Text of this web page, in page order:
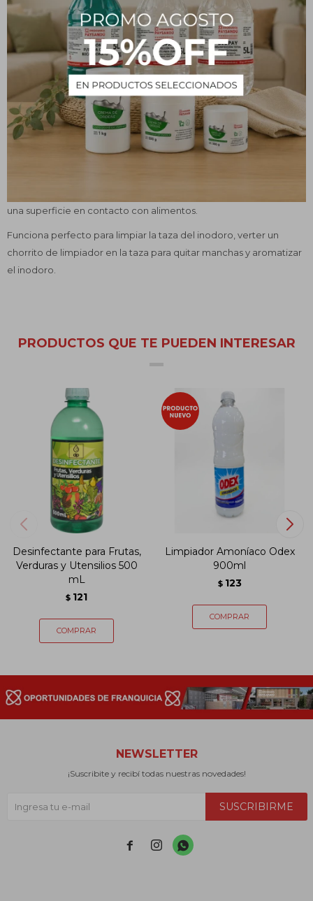
Usos y beneficios
Para obtener el preparado, diluir 100 cc de esencia cada 5 litros
de agua.
Para limpieza de pisos, verter un chorro de preparado en medio
balde de agua. Usar un trapo de pisos limpio para aromatizar y
desinfectar tus espacios.
Para cocinas, baños y superficies con suciedades difíciles de
una superficie en contacto con alimentos.
Funciona perfecto para limpiar la taza del inodoro, verter un
chorrito de limpiador en la taza para quitar manchas y aromatizar
el inodoro.
PRODUCTOS QUE TE PUEDEN INTERESAR
Desinfectante para Frutas,
Verduras y Utensilios 500
mL
$ 121
Limpiador Amoníaco Odex
900ml
$ 123
NEWSLETTER
¡Suscribite y recibí todas nuestras novedades!
SUSCRIBIRME
  